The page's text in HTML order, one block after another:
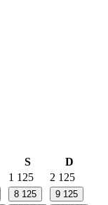
S
D
1 125 2 125
8 125 9 125